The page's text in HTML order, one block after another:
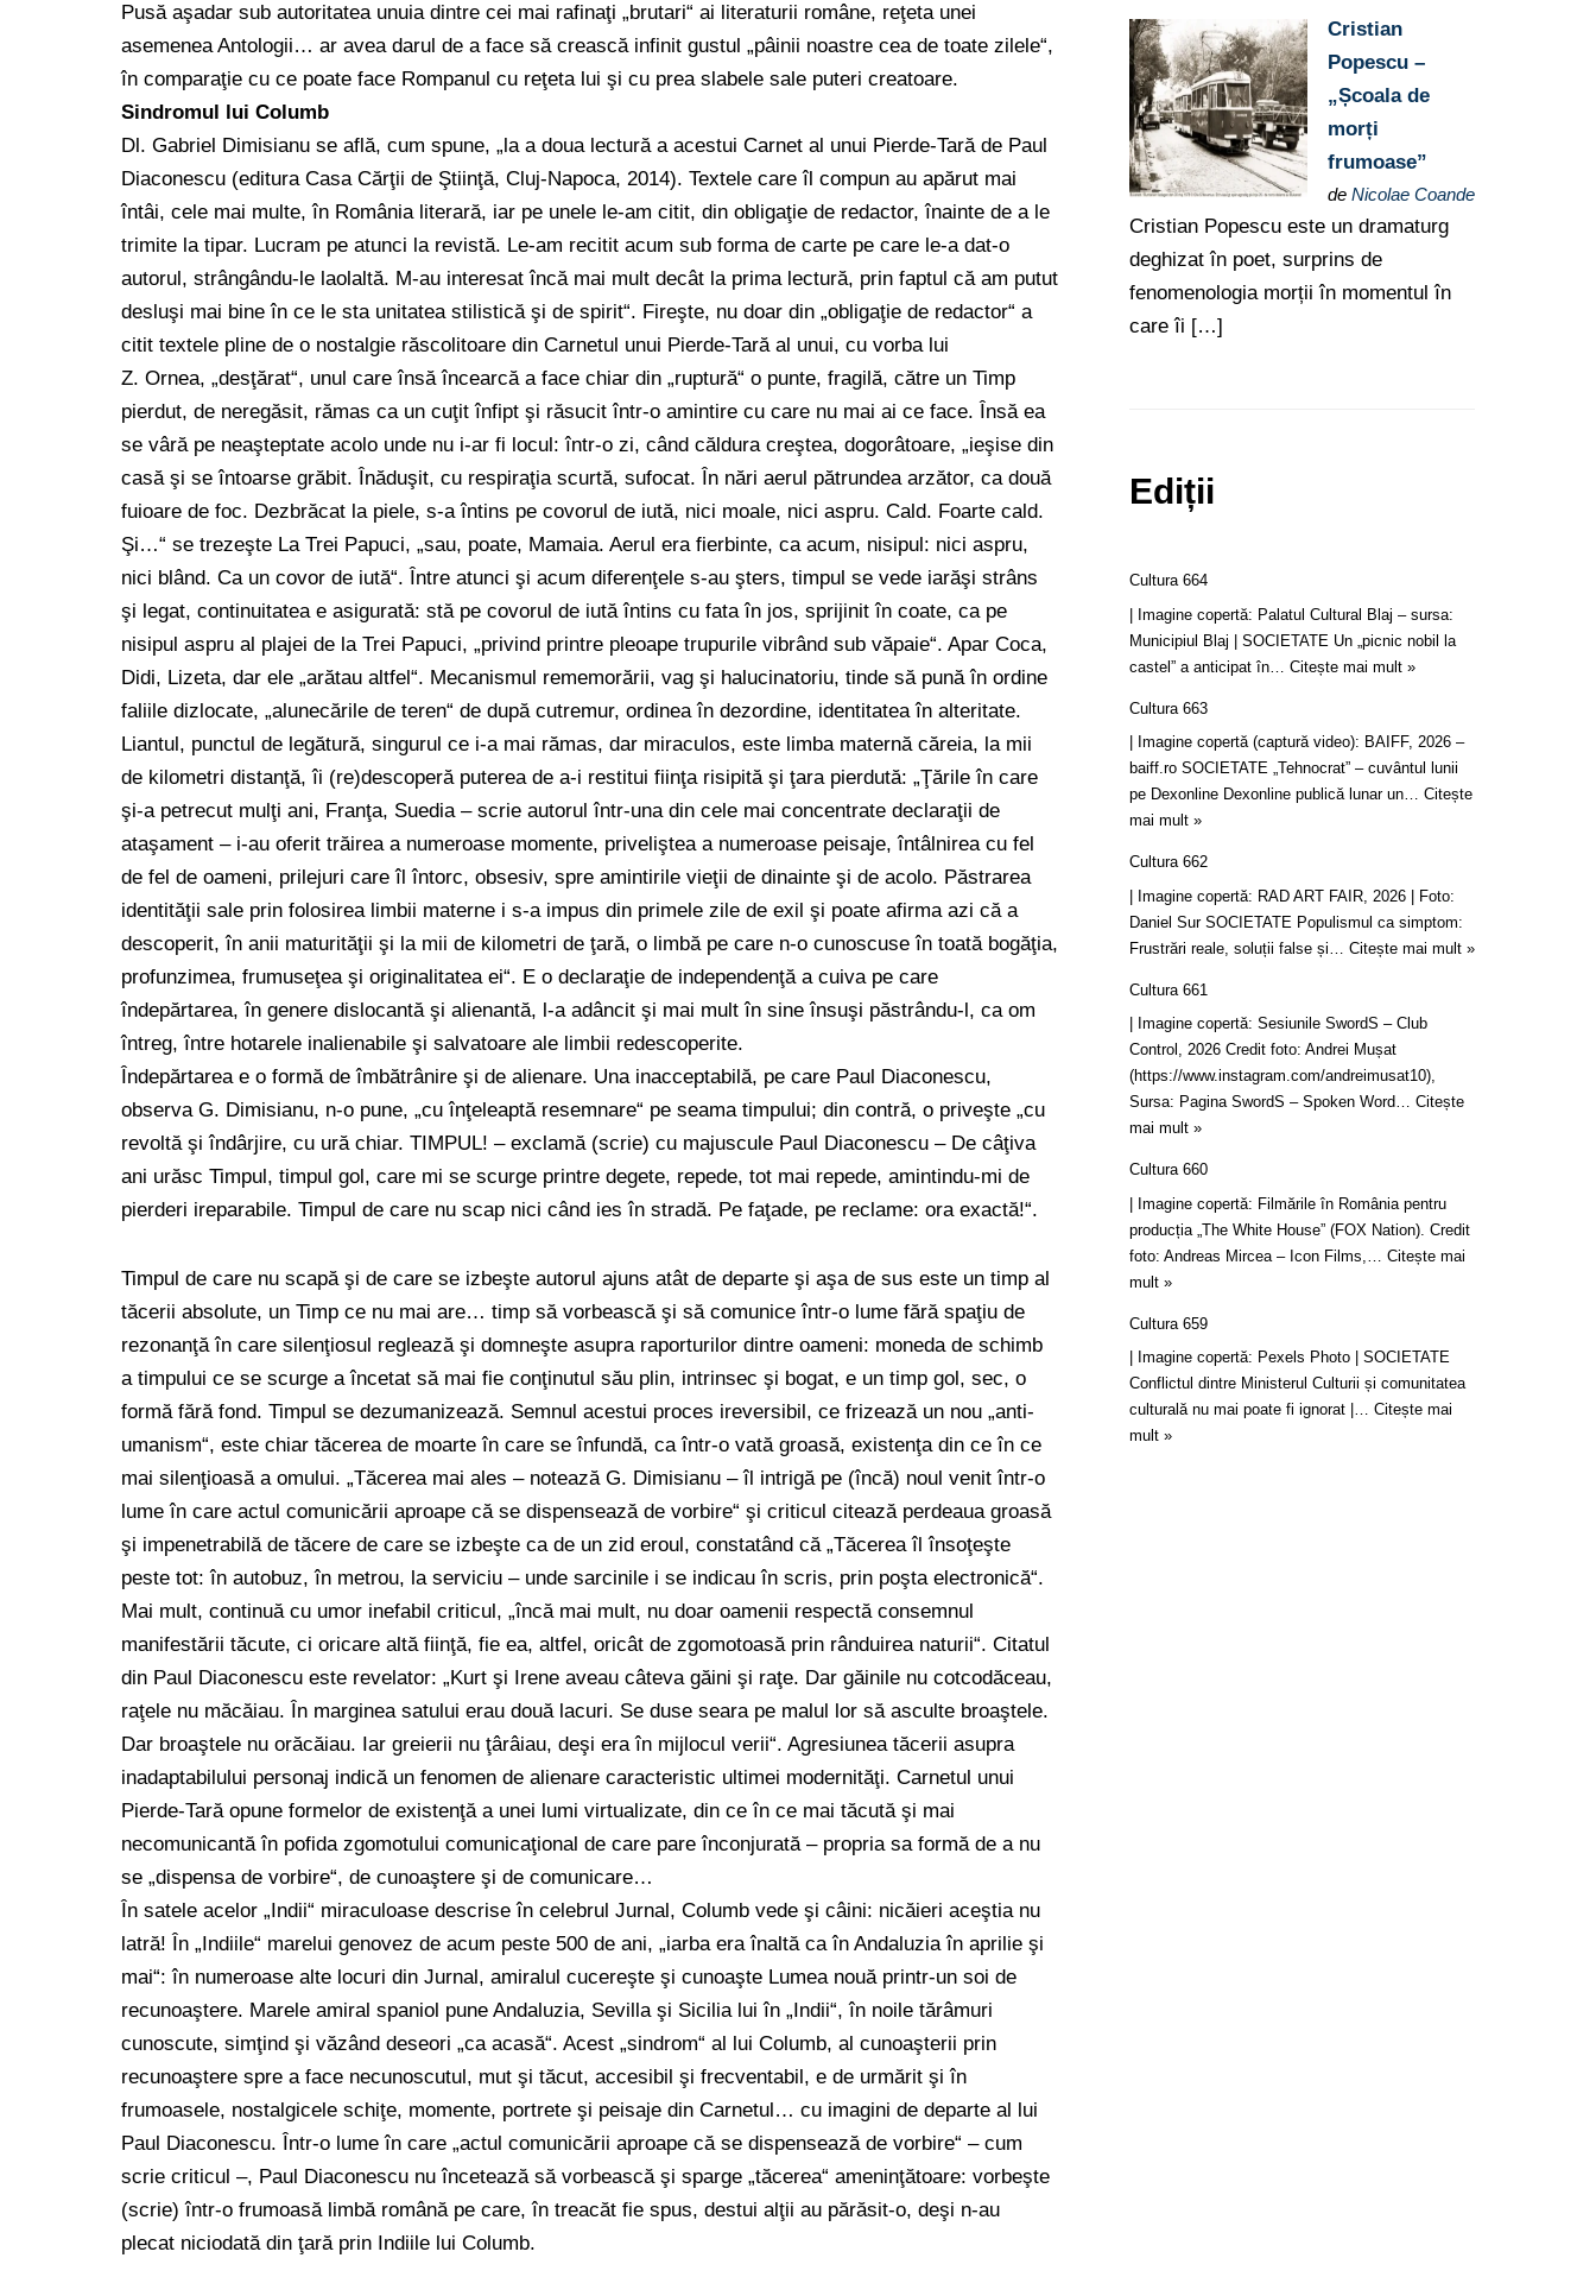
Pusă aşadar sub autoritatea unuia dintre cei mai rafinaţi „brutari“ ai literaturii române, reţeta unei
asemenea Antologii… ar avea darul de a face să crească infinit gustul „pâinii noastre cea de toate zilele“,
în comparaţie cu ce poate face Rompanul cu reţeta lui şi cu prea slabele sale puteri creatoare.
Sindromul lui Columb
Dl. Gabriel Dimisianu se află, cum spune, „la a doua lectură a acestui Carnet al unui Pierde-Tară de Paul
Diaconescu (editura Casa Cărţii de Ştiinţă, Cluj-Napoca, 2014). Textele care îl compun au apărut mai
întâi, cele mai multe, în România literară, iar pe unele le-am citit, din obligaţie de redactor, înainte de a le
trimite la tipar. Lucram pe atunci la revistă. Le-am recitit acum sub forma de carte pe care le-a dat-o
autorul, strângându-le laolaltă. M-au interesat încă mai mult decât la prima lectură, prin faptul că am putut
desluşi mai bine în ce le sta unitatea stilistică şi de spirit“. Fireşte, nu doar din „obligaţie de redactor“ a
citit textele pline de o nostalgie răscolitoare din Carnetul unui Pierde-Tară al unui, cu vorba lui
Z. Ornea, „desţărat“, unul care însă încearcă a face chiar din „ruptură“ o punte, fragilă, către un Timp
pierdut, de neregăsit, rămas ca un cuţit înfipt şi răsucit într-o amintire cu care nu mai ai ce face. Însă ea
se vâră pe neaşteptate acolo unde nu i-ar fi locul: într-o zi, când căldura creştea, dogorâtoare, „ieşise din
casă şi se întoarse grăbit. Înăduşit, cu respiraţia scurtă, sufocat. În nări aerul pătrundea arzător, ca două
fuioare de foc. Dezbrăcat la piele, s-a întins pe covorul de iută, nici moale, nici aspru. Cald. Foarte cald.
Şi…“ se trezeşte La Trei Papuci, „sau, poate, Mamaia. Aerul era fierbinte, ca acum, nisipul: nici aspru,
nici blând. Ca un covor de iută“. Între atunci şi acum diferenţele s-au şters, timpul se vede iarăşi strâns
şi legat, continuitatea e asigurată: stă pe covorul de iută întins cu fata în jos, sprijinit în coate, ca pe
nisipul aspru al plajei de la Trei Papuci, „privind printre pleoape trupurile vibrând sub văpaie“. Apar Coca,
Didi, Lizeta, dar ele „arătau altfel“. Mecanismul rememorării, vag şi halucinatoriu, tinde să pună în ordine
faliile dizlocate, „alunecările de teren“ de după cutremur, ordinea în dezordine, identitatea în alteritate.
Liantul, punctul de legătură, singurul ce i-a mai rămas, dar miraculos, este limba maternă căreia, la mii
de kilometri distanţă, îi (re)descoperă puterea de a-i restitui fiinţa risipită şi ţara pierdută: „Ţările în care
şi-a petrecut mulţi ani, Franţa, Suedia – scrie autorul într-una din cele mai concentrate declaraţii de
ataşament – i-au oferit trăirea a numeroase momente, priveliştea a numeroase peisaje, întâlnirea cu fel
de fel de oameni, prilejuri care îl întorc, obsesiv, spre amintirile vieţii de dinainte şi de acolo. Păstrarea
identităţii sale prin folosirea limbii materne i s-a impus din primele zile de exil şi poate afirma azi că a
descoperit, în anii maturităţii şi la mii de kilometri de ţară, o limbă pe care n-o cunoscuse în toată bogăţia,
profunzimea, frumuseţea şi originalitatea ei“. E o declaraţie de independenţă a cuiva pe care
îndepărtarea, în genere dislocantă şi alienantă, l-a adâncit şi mai mult în sine însuşi păstrându-l, ca om
întreg, între hotarele inalienabile şi salvatoare ale limbii redescoperite.
Îndepărtarea e o formă de îmbătrânire şi de alienare. Una inacceptabilă, pe care Paul Diaconescu,
observa G. Dimisianu, n-o pune, „cu înţeleaptă resemnare“ pe seama timpului; din contră, o priveşte „cu
revoltă şi îndârjire, cu ură chiar. TIMPUL! – exclamă (scrie) cu majuscule Paul Diaconescu – De câţiva
ani urăsc Timpul, timpul gol, care mi se scurge printre degete, repede, tot mai repede, amintindu-mi de
pierderi ireparabile. Timpul de care nu scap nici când ies în stradă. Pe faţade, pe reclame: ora exactă!“.
Timpul de care nu scapă şi de care se izbeşte autorul ajuns atât de departe şi aşa de sus este un timp al
tăcerii absolute, un Timp ce nu mai are… timp să vorbească şi să comunice într-o lume fără spaţiu de
rezonanţă în care silenţiosul reglează şi domneşte asupra raporturilor dintre oameni: moneda de schimb
a timpului ce se scurge a încetat să mai fie conţinutul său plin, intrinsec şi bogat, e un timp gol, sec, o
formă fără fond. Timpul se dezumanizează. Semnul acestui proces ireversibil, ce frizează un nou „anti-
umanism“, este chiar tăcerea de moarte în care se înfundă, ca într-o vată groasă, existenţa din ce în ce
mai silenţioasă a omului. „Tăcerea mai ales – notează G. Dimisianu – îl intrigă pe (încă) noul venit într-o
lume în care actul comunicării aproape că se dispensează de vorbire“ şi criticul citează perdeaua groasă
şi impenetrabilă de tăcere de care se izbeşte ca de un zid eroul, constatând că „Tăcerea îl însoţeşte
peste tot: în autobuz, în metrou, la serviciu – unde sarcinile i se indicau în scris, prin poşta electronică“.
Mai mult, continuă cu umor inefabil criticul, „încă mai mult, nu doar oamenii respectă consemnul
manifestării tăcute, ci oricare altă fiinţă, fie ea, altfel, oricât de zgomotoasă prin rânduirea naturii“. Citatul
din Paul Diaconescu este revelator: „Kurt şi Irene aveau câteva găini şi raţe. Dar găinile nu cotcodăceau,
raţele nu măcăiau. În marginea satului erau două lacuri. Se duse seara pe malul lor să asculte broaştele.
Dar broaştele nu orăcăiau. Iar greierii nu ţârâiau, deşi era în mijlocul verii“. Agresiunea tăcerii asupra
inadaptabilului personaj indică un fenomen de alienare caracteristic ultimei modernităţi. Carnetul unui
Pierde-Tară opune formelor de existenţă a unei lumi virtualizate, din ce în ce mai tăcută şi mai
necomunicantă în pofida zgomotului comunicaţional de care pare înconjurată – propria sa formă de a nu
se „dispensa de vorbire“, de cunoaştere şi de comunicare…
În satele acelor „Indii“ miraculoase descrise în celebrul Jurnal, Columb vede şi câini: nicăieri aceştia nu
latră! În „Indiile“ marelui genovez de acum peste 500 de ani, „iarba era înaltă ca în Andaluzia în aprilie şi
mai“: în numeroase alte locuri din Jurnal, amiralul cucereşte şi cunoaşte Lumea nouă printr-un soi de
recunoaştere. Marele amiral spaniol pune Andaluzia, Sevilla şi Sicilia lui în „Indii“, în noile tărâmuri
cunoscute, simţind şi văzând deseori „ca acasă“. Acest „sindrom“ al lui Columb, al cunoaşterii prin
recunoaştere spre a face necunoscutul, mut şi tăcut, accesibil şi frecventabil, e de urmărit şi în
frumoasele, nostalgicele schiţe, momente, portrete şi peisaje din Carnetul… cu imagini de departe al lui
Paul Diaconescu. Într-o lume în care „actul comunicării aproape că se dispensează de vorbire“ – cum
scrie criticul –, Paul Diaconescu nu încetează să vorbească şi sparge „tăcerea“ ameninţătoare: vorbeşte
(scrie) într-o frumoasă limbă română pe care, în treacăt fie spus, destui alţii au părăsit-o, deşi n-au
plecat niciodată din ţară prin Indiile lui Columb.
Cristian
Popescu –
„Școala de
morți
frumoase”
de Nicolae Coande
Cristian Popescu este un dramaturg
deghizat în poet, surprins de
fenomenologia morții în momentul în
care îi […]
Ediții
Cultura 664
| Imagine copertă: Palatul Cultural Blaj – sursa:
Municipiul Blaj | SOCIETATE Un „picnic nobil la
castel” a anticipat în… Citește mai mult »
Cultura 663
| Imagine copertă (captură video): BAIFF, 2026 –
baiff.ro SOCIETATE „Tehnocrat” – cuvântul lunii
pe Dexonline Dexonline publică lunar un… Citește
mai mult »
Cultura 662
| Imagine copertă: RAD ART FAIR, 2026 | Foto:
Daniel Sur SOCIETATE Populismul ca simptom:
Frustrări reale, soluții false și… Citește mai mult »
Cultura 661
| Imagine copertă: Sesiunile SwordS – Club
Control, 2026 Credit foto: Andrei Mușat
(https://www.instagram.com/andreimusat10),
Sursa: Pagina SwordS – Spoken Word… Citește
mai mult »
Cultura 660
| Imagine copertă: Filmările în România pentru
producția „The White House” (FOX Nation). Credit
foto: Andreas Mircea – Icon Films,… Citește mai
mult »
Cultura 659
| Imagine copertă: Pexels Photo | SOCIETATE
Conflictul dintre Ministerul Culturii și comunitatea
culturală nu mai poate fi ignorat |… Citește mai
mult »